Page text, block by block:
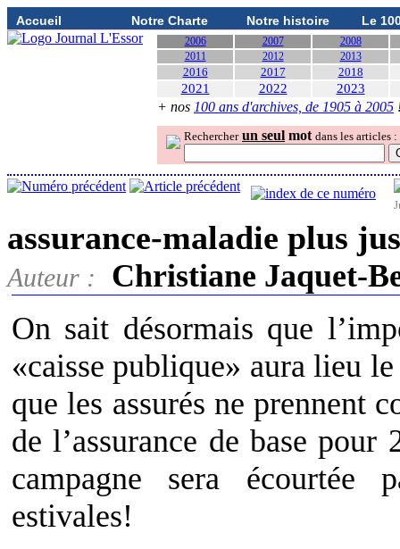
Accueil Notre Charte Notre histoire Le
2006 2007
2008
2011
2012 2013
2016 2017 2018
2021 2022 2023
+ nos 100 ans d'archives, de 1905 à 2005
Rechercher un seul mot dans les articles :
assurance-maladie plus
Auteur :
Christiane Jaquet-
On sait désormais que
«caisse publique» aura lieu
que les assurés ne prennent
de l’assurance de base
campagne sera écourtée
estivales!